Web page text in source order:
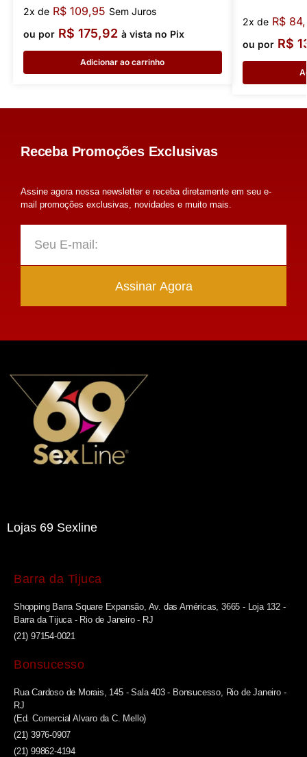
2x de R$109,95 Sem Juros
ou por R$ 175,92 à vista no Pix
Adicionar ao carrinho
2x de R$
ou por R$
Receba Promoções Exclusivas
Assine agora nossa newsletter e receba diretamente em seu e-
mail promoções exclusivas, novidades e muito mais.
Assinar Agora
Lojas 69 Sexline
Barra da Tijuca
Shopping Barra Square Expansão, Av. das Américas, 3665 - Loja 132 -
Barra da Tijuca - Rio de Janeiro - RJ
(21) 97154-0021
Bonsucesso
Rua Cardoso de Morais, 145 - Sala 403 - Bonsucesso, Rio de Janeiro -
RJ
(Ed. Comercial Alvaro da C. Mello)
(21) 3976-0907
(21) 99862-4194